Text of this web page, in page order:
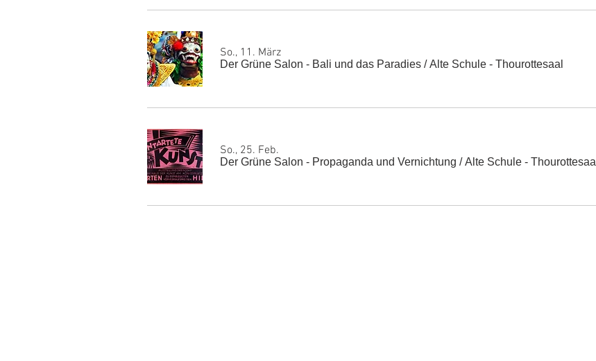
So., 11. März
Der Grüne Salon - Bali und das Paradies /Alte Schule - Thourottesaal
So., 25. Feb.
Der Grüne Salon - Propaganda und Vernichtung /Alte Schule - Thourottesaal